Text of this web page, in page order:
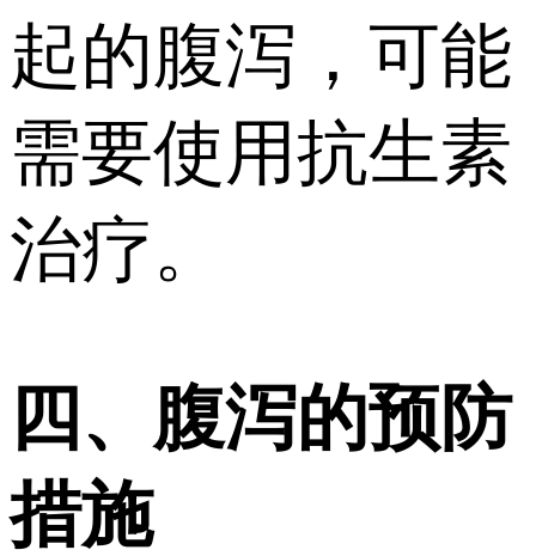
起的腹泻，可能
需要使用抗生素
治疗。
四、腹泻的预防
措施